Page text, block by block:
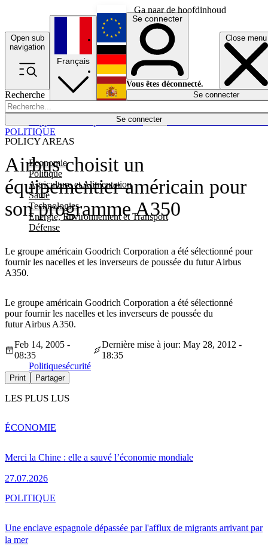
Ga naar de hoofdinhoud
Open sub
navigation
Close menu
Recherche
Se connecter
POLICY AREAS
Economie
Politique
Agriculture et Alimentation
Santé
Technologies
Energie, Environnement et Transport
Défense
Économie
Français
English
Deutsch
Español
Se connecter
Vous êtes déconnecté.
Se connecter
Airbus choisit un
équipementier américain pour
son programme A350
Le groupe américain Goodrich Corporation a été sélectionné pour
fournir les nacelles et les inverseurs de poussée du futur Airbus
A350.
POLITIQUE
Le groupe américain Goodrich Corporation a été sélectionné
pour fournir les nacelles et les inverseurs de poussée du
futur Airbus A350.
Feb 14, 2005 -
08:35
Dernière mise à jour: May 28, 2012 -
18:35
Politiquesécurité
Print Partager
LES PLUS LUS
Merci la Chine : elle a sauvé l’économie mondiale
27.07.2026
ÉCONOMIE
Une enclave espagnole dépassée par l'afflux de migrants arrivant par
la mer
POLITIQUE